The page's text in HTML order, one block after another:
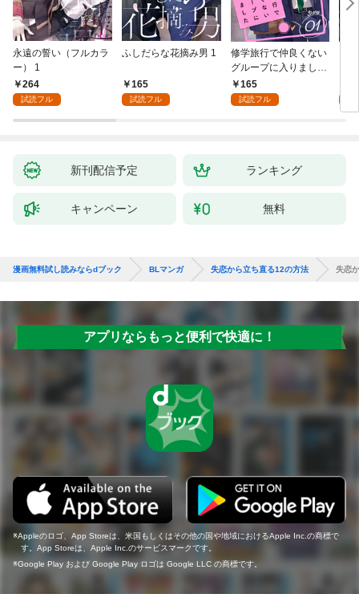
永遠の誓い（フルカラ
ー） 1
264
試読フル
ふしだらな花摘み男 1
165
試読フル
修学旅行で仲良くない
グループに入りました
【単話版】1巻
165
試読フル
が
ら
新刊配信予定 ランキング
キャンペーン 無料
漫画無料試し読みならdブック BLマンガ 失恋から立ち直る12の方法 失恋
アプリならもっと便利で快適に！
Appleのロゴ、App Storeは、米国もしくはその他の国や地域におけるApple Inc.の商標で
す。App Storeは、Apple Inc.のサービスマークです。
Google Play および Google Play ロゴは Google LLC の商標です。